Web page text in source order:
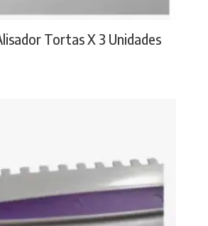
Tortas X 3 Unidades